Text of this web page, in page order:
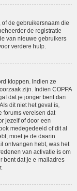
de gebruikersnaam die
de registratie
van nieuwe gebruikers
verdere hulp.
kloppen. Indien ze
zijn. Indien COPPA
dat je jonger bent dan
dit niet het geval is,
forums vereisen dat
jezelf of door een
medegedeeld of dit al
moet je de daarin
ontvangen hebt, was het
van activatie is om
bent dat je e-mailadres